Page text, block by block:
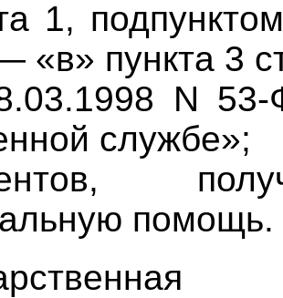
1,
«в» пункта 3
N 53-
службе»;
помощь.